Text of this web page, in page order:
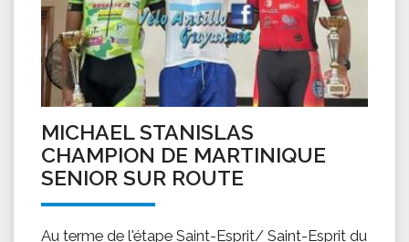
MICHAEL STANISLAS
CHAMPION DE MARTINIQUE
SENIOR SUR ROUTE
Au terme de l'étape Saint-Esprit/ Saint-Esprit du